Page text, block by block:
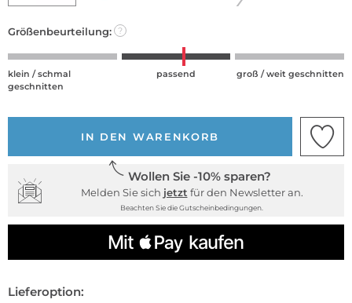
Größenbeurteilung: ?
klein / schmal
geschnitten
passend groß / weit geschnitten
IN DEN WARENKORB
Wollen Sie -10% sparen?
Melden Sie sich jetzt für den Newsletter an.
Beachten Sie die Gutscheinbedingungen.
Lieferoption: